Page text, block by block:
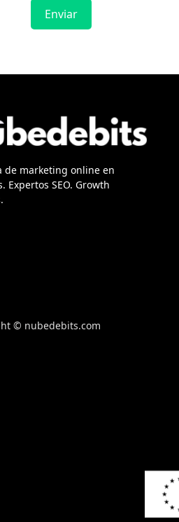
de marketing online en
Expertos SEO. Growth
© nubedebits.com